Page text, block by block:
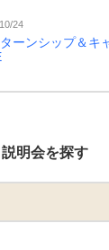
24
ーンシップ＆キ
明会を探す